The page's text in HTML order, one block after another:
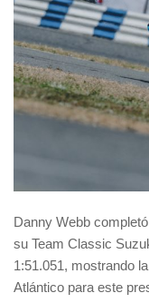
Danny Webb
su Team Classic
1:51.051, mostrando
Atlántico para este